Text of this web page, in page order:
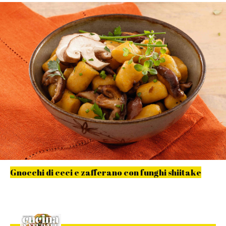
Gnocchi di ceci e zafferano con funghi shiitake